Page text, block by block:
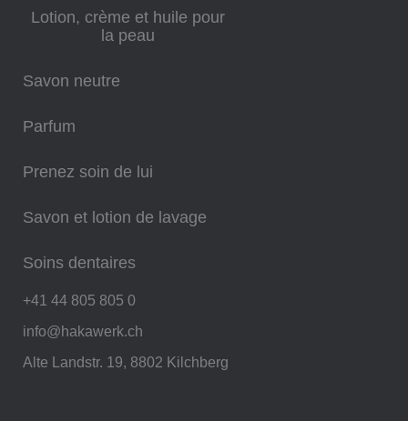
Lotion, crème et huile pour
la peau
Savon neutre
Parfum
Prenez soin de lui
Savon et lotion de lavage
Soins dentaires
+41 44 805 805 0
info@hakawerk.ch
Alte Landstr. 19, 8802 Kilchberg